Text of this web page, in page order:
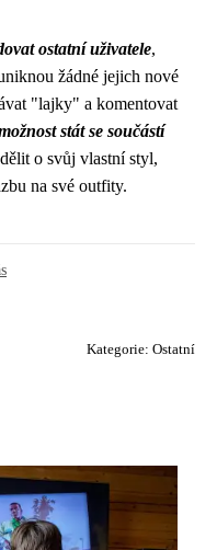
ostatní uživatele,
žádné jejich nové
"lajky" a komentovat
stát se součástí
o svůj vlastní styl,
na své outfity.
Kategorie: Ostatní